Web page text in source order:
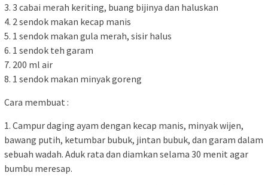
3. 3 cabai merah keriting, buang bijinya dan haluskan
4. 2 sendok makan kecap manis
5. 1 sendok makan gula merah, sisir halus
6. 1 sendok teh garam
7. 200 ml air
8. 1 sendok makan minyak goreng
Cara membuat :
1. Campur daging ayam dengan kecap manis, minyak wijen,
bawang putih, ketumbar bubuk, jintan bubuk, dan garam dalam
sebuah wadah. Aduk rata dan diamkan selama 30 menit agar
bumbu meresap.